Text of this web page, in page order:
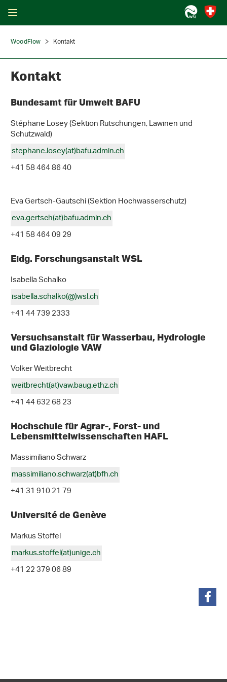
WoodFlow Kontakt
Kontakt
Bundesamt für Umwelt BAFU
Stéphane Losey (Sektion Rutschungen, Lawinen und
Schutzwald)
stephane.losey(at)bafu.admin.ch
+41 58 464 86 40
Eva Gertsch-Gautschi (Sektion Hochwasserschutz)
eva.gertsch(at)bafu.admin.ch
+41 58 464 09 29
Eidg. Forschungsanstalt WSL
Isabella Schalko
isabella.schalko(@)wsl.ch
+41 44 739 2333
Versuchsanstalt für Wasserbau, Hydrologie
und Glaziologie VAW
Volker Weitbrecht
weitbrecht(at)vaw.baug.ethz.ch
+41 44 632 68 23
Hochschule für Agrar-, Forst- und
Lebensmittelwissenschaften HAFL
Massimiliano Schwarz
massimiliano.schwarz(at)bfh.ch
+41 31 910 21 79
Université de Genève
Markus Stoffel
markus.stoffel(at)unige.ch
+41 22 379 06 89